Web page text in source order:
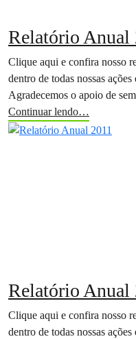
Relatório Anual
Clique aqui e confira nosso
dentro de todas nossas
Agradecemos o apoio de
Continuar lendo…
Relatório Anual
Clique aqui e confira nosso
dentro de todas nossas